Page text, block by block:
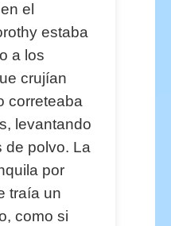
el
estaba
a los
crujían
correteaba
levantando
de polvo. La
por
traía un
como si